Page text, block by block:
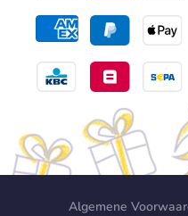
Algemene